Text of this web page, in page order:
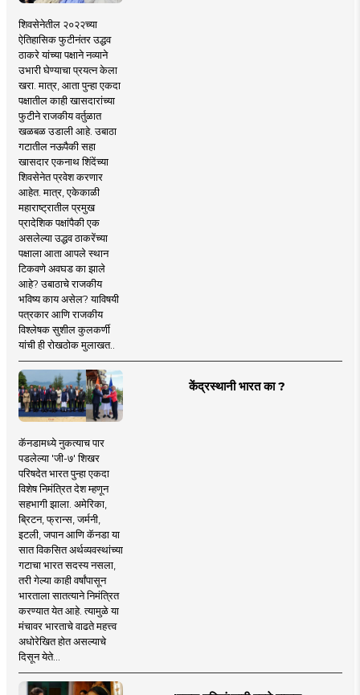
शिवसेनेतील २०२२च्या
ऐतिहासिक फुटीनंतर उद्धव
ठाकरे यांच्या पक्षाने नव्याने
उभारी घेण्याचा प्रयत्न केला
खरा. मात्र, आता पुन्हा एकदा
पक्षातील काही खासदारांच्या
फुटीने राजकीय वर्तुळात
खळबळ उडाली आहे. उबाठा
गटातील नऊपैकी सहा
खासदार एकनाथ शिंदेंच्या
शिवसेनेत प्रवेश करणार
आहेत. मात्र, एकेकाळी
महाराष्ट्रातील प्रमुख
प्रादेशिक पक्षांपैकी एक
असलेल्या उद्धव ठाकरेंच्या
पक्षाला आता आपले स्थान
टिकवणे अवघड का झाले
आहे? उबाठाचे राजकीय
भविष्य काय असेल? याविषयी
पत्रकार आणि राजकीय
विश्लेषक सुशील कुलकर्णी
यांची ही रोखठोक मुलाखत..
केंद्रस्थानी भारत का ?
कॅनडामध्ये नुकत्याच पार
पडलेल्या 'जी-७' शिखर
परिषदेत भारत पुन्हा एकदा
विशेष निमंत्रित देश म्हणून
सहभागी झाला. अमेरिका,
ब्रिटन, फ्रान्स, जर्मनी,
इटली, जपान आणि कॅनडा या
सात विकसित अर्थव्यवस्थांच्या
गटाचा भारत सदस्य नसला,
तरी गेल्या काही वर्षांपासून
भारताला सातत्याने निमंत्रित
करण्यात येत आहे. त्यामुळे या
मंचावर भारताचे वाढते महत्त्व
अधोरेखित होत असल्याचे
दिसून येते...